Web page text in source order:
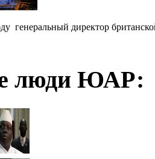
генеральный директор
люди ЮАР: